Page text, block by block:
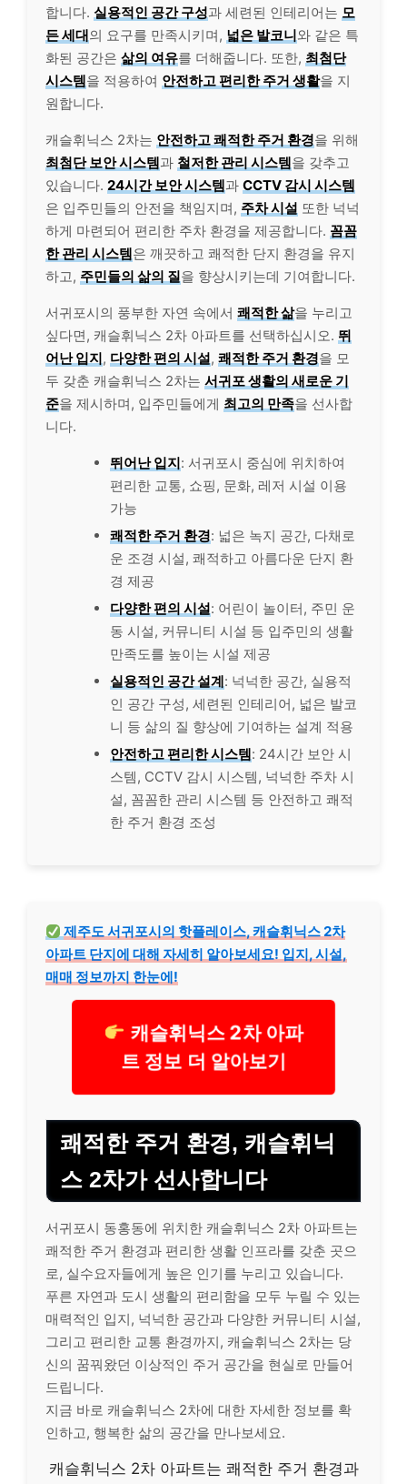
합니다. 실용적인 공간 구성과 세련된 인테리어는 모
든 세대의 요구를 만족시키며, 넓은 발코니와 같은 특
화된 공간은 삶의 여유를 더해줍니다. 또한, 최첨단
시스템을 적용하여 안전하고 편리한 주거 생활을 지
원합니다.
캐슬휘닉스 2차는 안전하고 쾌적한 주거 환경을 위해
최첨단 보안 시스템과 철저한 관리 시스템을 갖추고
있습니다. 24시간 보안 시스템과 CCTV 감시 시스템
은 입주민들의 안전을 책임지며, 주차 시설 또한 넉넉
하게 마련되어 편리한 주차 환경을 제공합니다. 꼼꼼
한 관리 시스템은 깨끗하고 쾌적한 단지 환경을 유지
하고, 주민들의 삶의 질을 향상시키는데 기여합니다.
서귀포시의 풍부한 자연 속에서 쾌적한 삶을 누리고
싶다면, 캐슬휘닉스 2차 아파트를 선택하십시오. 뛰
어난 입지, 다양한 편의 시설, 쾌적한 주거 환경을 모
두 갖춘 캐슬휘닉스 2차는 서귀포 생활의 새로운 기
준을 제시하며, 입주민들에게 최고의 만족을 선사합
니다.
뛰어난 입지: 서귀포시 중심에 위치하여
편리한 교통, 쇼핑, 문화, 레저 시설 이용
가능
쾌적한 주거 환경: 넓은 녹지 공간, 다채로
운 조경 시설, 쾌적하고 아름다운 단지 환
경 제공
다양한 편의 시설: 어린이 놀이터, 주민 운
동 시설, 커뮤니티 시설 등 입주민의 생활
만족도를 높이는 시설 제공
실용적인 공간 설계: 넉넉한 공간, 실용적
인 공간 구성, 세련된 인테리어, 넓은 발코
니 등 삶의 질 향상에 기여하는 설계 적용
안전하고 편리한 시스템: 24시간 보안 시
스템, CCTV 감시 시스템, 넉넉한 주차 시
설, 꼼꼼한 관리 시스템 등 안전하고 쾌적
한 주거 환경 조성
제주도 서귀포시의 핫플레이스, 캐슬휘닉스 2차
아파트 단지에 대해 자세히 알아보세요! 입지, 시설,
매매 정보까지 한눈에!
캐슬휘닉스 2차 아파
트 정보 더 알아보기
쾌적한 주거 환경, 캐슬휘닉
스 2차가 선사합니다
서귀포시 동홍동에 위치한 캐슬휘닉스 2차 아파트는
쾌적한 주거 환경과 편리한 생활 인프라를 갖춘 곳으
로, 실수요자들에게 높은 인기를 누리고 있습니다.
푸른 자연과 도시 생활의 편리함을 모두 누릴 수 있는
매력적인 입지, 넉넉한 공간과 다양한 커뮤니티 시설,
그리고 편리한 교통 환경까지, 캐슬휘닉스 2차는 당
신의 꿈꿔왔던 이상적인 주거 공간을 현실로 만들어
드립니다.
지금 바로 캐슬휘닉스 2차에 대한 자세한 정보를 확
인하고, 행복한 삶의 공간을 만나보세요.
캐슬휘닉스 2차 아파트는 쾌적한 주거 환경과